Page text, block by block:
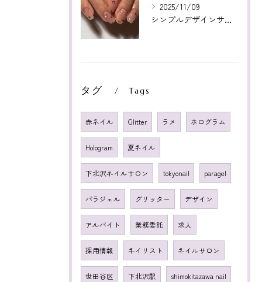
2025/11/09
シンプルデザインサンプルより！カラフルストーン🤩❤️いつもあ...
タグ Tags
赤ネイル Glitter ラメ ホログラム
Hologram 夏ネイル
下北沢ネイルサロン tokyonail paragel
パラジェル グリッター デザイン
アルバイト 業務委託 求人
採用情報 ネイリスト ネイルサロン
世田谷区 下北沢駅 shimokitazawa nail